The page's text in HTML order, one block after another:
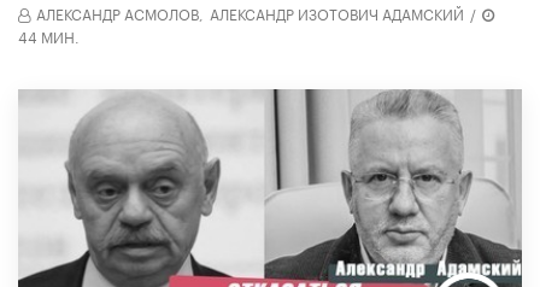
АЛЕКСАНДР АСМОЛОВ, АЛЕКСАНДР ИЗОТОВИЧ АДАМСКИЙ /
44 МИН.